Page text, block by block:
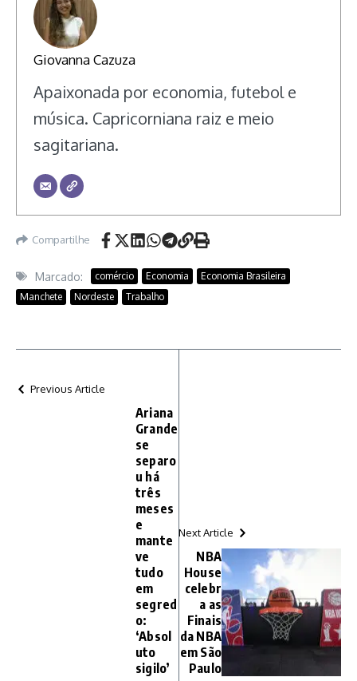
Giovanna Cazuza
Apaixonada por economia, futebol e
música. Capricorniana raiz e meio
sagitariana.
Compartilhe
Marcado: comércio Economia
Economia Brasileira
Manchete
Nordeste Trabalho
Previous Article
Ariana
Grande
se
separo
u há
três
meses
e
mante
ve
tudo
em
segred
o:
‘Absol
uto
sigilo’
Next Article
NBA
House
celebr
a as
Finais
da NBA
em São
Paulo